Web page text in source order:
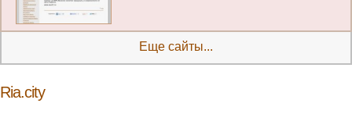
Еще сайты...
Ria.city